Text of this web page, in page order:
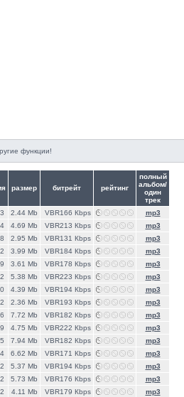
функции!
размер битрейт рейтинг
полный
альбом/
один
трек
2.44 Mb VBR166 Кbps
mp3
4.69 Mb VBR213 Кbps
mp3
2.95 Mb VBR131 Кbps
mp3
3.99 Mb VBR184 Кbps
mp3
3.61 Mb VBR178 Кbps
mp3
5.38 Mb VBR223 Кbps
mp3
4.39 Mb VBR194 Кbps
mp3
2.36 Mb VBR193 Кbps
mp3
7.72 Mb VBR182 Кbps
mp3
4.75 Mb VBR222 Кbps
mp3
7.94 Mb VBR182 Кbps
mp3
6.62 Mb VBR171 Кbps
mp3
5.37 Mb VBR194 Кbps
mp3
5.73 Mb VBR176 Кbps
mp3
4.11 Mb VBR179 Кbps mp3